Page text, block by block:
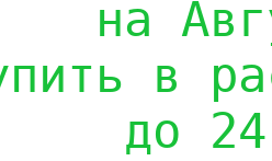
на
в
до